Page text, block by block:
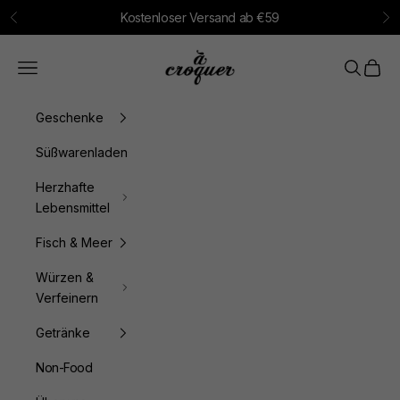
Zum Inhalt springen
Zurück Kostenloser Versand ab €59
à croquer
Menü Suchen
Geschenke
Süßwarenladen
Herzhafte
Lebensmittel
Fisch & Meer
Würzen &
Verfeinern
Getränke
Non-Food